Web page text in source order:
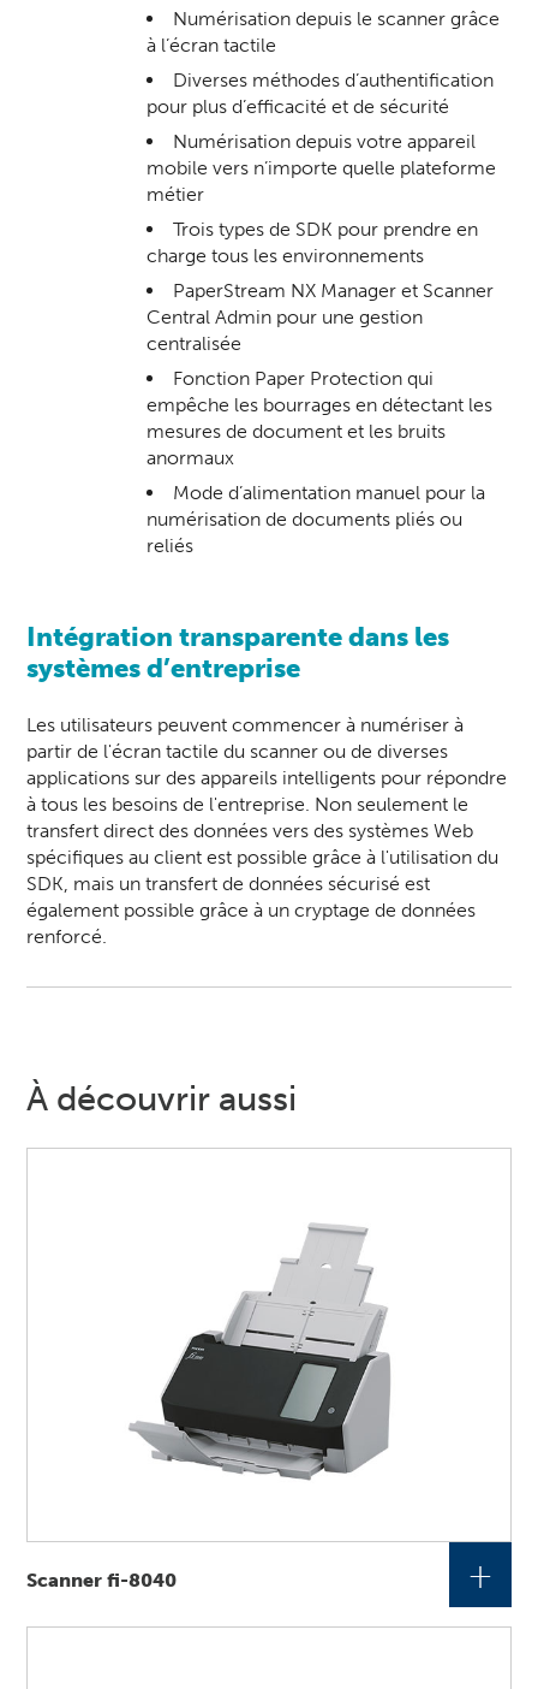
Numérisation depuis le scanner grâce
à l’écran tactile
Diverses méthodes d’authentification
pour plus d’efficacité et de sécurité
Numérisation depuis votre appareil
mobile vers n’importe quelle plateforme
métier
Trois types de SDK pour prendre en
charge tous les environnements
PaperStream NX Manager et Scanner
Central Admin pour une gestion
centralisée
Fonction Paper Protection qui
empêche les bourrages en détectant les
mesures de document et les bruits
anormaux
Mode d’alimentation manuel pour la
numérisation de documents pliés ou
reliés
Intégration transparente dans les
systèmes d’entreprise
Les utilisateurs peuvent commencer à numériser à
partir de l'écran tactile du scanner ou de diverses
applications sur des appareils intelligents pour répondre
à tous les besoins de l'entreprise. Non seulement le
transfert direct des données vers des systèmes Web
spécifiques au client est possible grâce à l'utilisation du
SDK, mais un transfert de données sécurisé est
également possible grâce à un cryptage de données
renforcé.
À découvrir aussi
Scanner fi-8040 +